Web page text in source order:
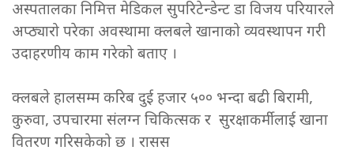
अस्पतालका निमित्त मेडिकल सुपरिटेन्डेन्ट डा विजय परियारले
अप्ठ्यारो परेका अवस्थामा क्लबले खानाको व्यवस्थापन गरी
उदाहरणीय काम गरेको बताए ।
क्लबले हालसम्म करिब दुई हजार ५०० भन्दा बढी बिरामी,
कुरुवा, उपचारमा संलग्न चिकित्सक र सुरक्षाकर्मीलाई खाना
वितरण गरिसकेको छ । रासस